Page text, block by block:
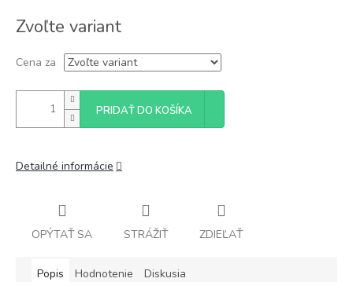
cena:
Zvoľte variant
Cena za
PRIDAŤ DO KOŠÍKA
Detailné informácie
OPÝTAŤ SA STRÁŽIŤ ZDIEĽAŤ
Popis Hodnotenie Diskusia